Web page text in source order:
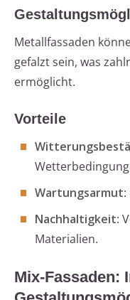
Metallfassaden
gefalzt sein, was
ermöglicht.
Vorteile
Wartungsarmut
Nachhaltigkeit:
Materialien.
Mix-Fassaden: